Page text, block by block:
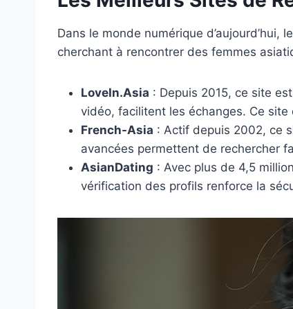
Dans le monde numérique
cherchant à rencontrer des femmes
LoveIn.Asia : Depuis 2015, ce site
vidéo, facilitent les échanges. Ce
French-Asia : Actif depuis 2002, ce
avancées permettent de rechercher
AsianDating : Avec plus de 4,5
vérification des profils renforce la